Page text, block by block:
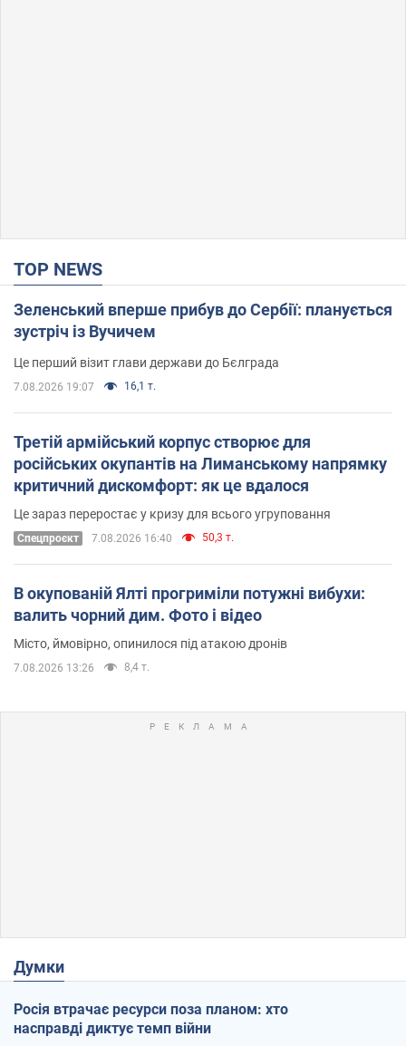
TOP NEWS
Зеленський вперше прибув до Сербії: планується
зустріч із Вучичем
Це перший візит глави держави до Бєлграда
7.08.2026 19:07 16,1 т.
Третій армійський корпус створює для
російських окупантів на Лиманському напрямку
критичний дискомфорт: як це вдалося
Це зараз переростає у кризу для всього угруповання
Cпецпроєкт 7.08.2026 16:40 50,3 т.
В окупованій Ялті прогриміли потужні вибухи:
валить чорний дим. Фото і відео
Місто, ймовірно, опинилося під атакою дронів
7.08.2026 13:26 8,4 т.
Думки
Росія втрачає ресурси поза планом: хто
насправді диктує темп війни